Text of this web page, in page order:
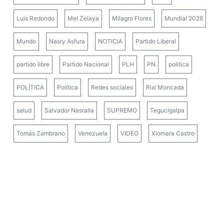
Luis Redondo Mel Zelaya Milagro Flores Mundial 2026
Mundo Nasry Asfura NOTICIA Partido Liberal
partido libre Partido Nacional PLH PN politica
POLÍTICA Política Redes sociales Rixi Moncada
salud Salvador Nasralla SUPREMO Tegucigalpa
Tomás Zambrano Venezuela VIDEO Xiomara Castro